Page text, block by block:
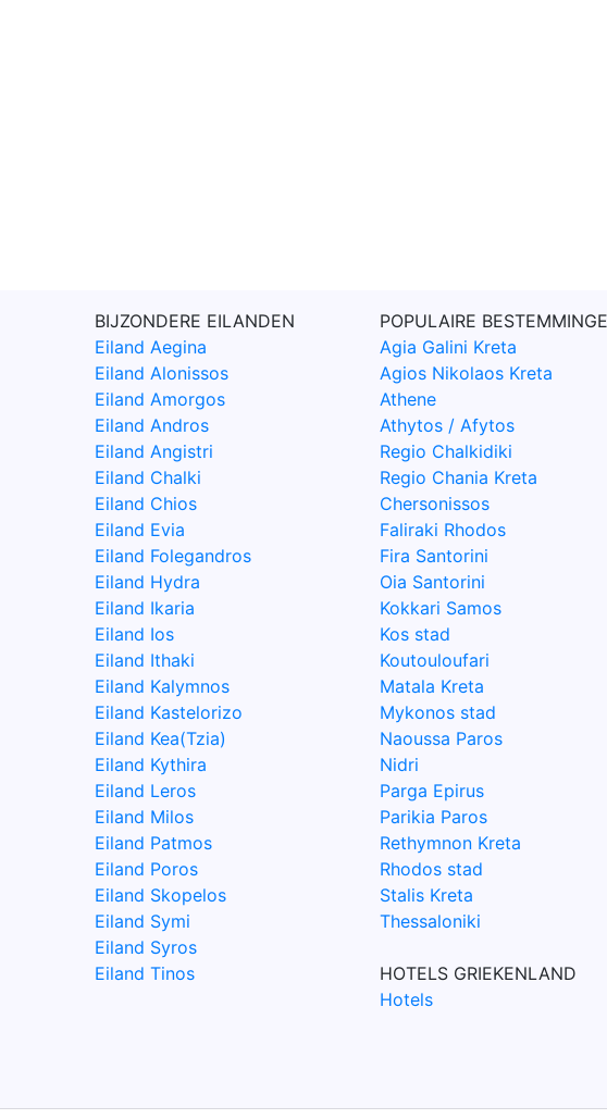
BIJZONDERE EILANDEN
Eiland Aegina
Eiland Alonissos
Eiland Amorgos
Eiland Andros
Eiland Angistri
Eiland Chalki
Eiland Chios
Eiland Evia
Eiland Folegandros
Eiland Hydra
Eiland Ikaria
Eiland Ios
Eiland Ithaki
Eiland Kalymnos
Eiland Kastelorizo
Eiland Kea(Tzia)
Eiland Kythira
Eiland Leros
Eiland Milos
Eiland Patmos
Eiland Poros
Eiland Skopelos
Eiland Symi
Eiland Syros
Eiland Tinos
POPULAIRE
Agia Galini Kreta
Agios Nikolaos Kreta
Athene
Athytos / Afytos
Regio Chalkidiki
Regio Chania Kreta
Chersonissos
Faliraki Rhodos
Fira Santorini
Oia Santorini
Kokkari Samos
Kos stad
Koutouloufari
Matala Kreta
Mykonos stad
Naoussa Paros
Nidri
Parga Epirus
Parikia Paros
Rethymnon Kreta
Rhodos stad
Stalis Kreta
Thessaloniki
HOTELS GRIEKENLAND
Hotels